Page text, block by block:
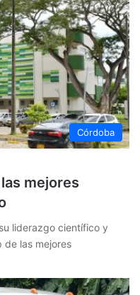
Córdoba
mejores
liderazgo científico y
de las mejores